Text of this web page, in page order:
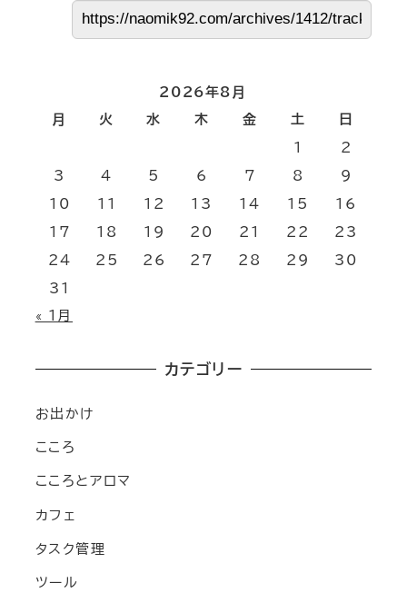
2026年8月
月
火 水 木 金 土 日
1 2
3 4 5 6 7 8 9
10 11 12 13 14 15 16
17 18 19 20 21 22 23
24 25 26 27 28 29 30
31
« 1月
カテゴリー
お出かけ
こころ
こころとアロマ
カフェ
タスク管理
ツール